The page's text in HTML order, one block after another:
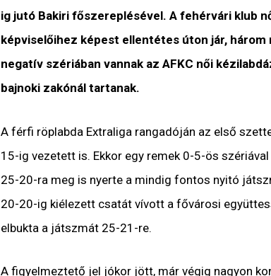
ig jutó Bakiri főszereplésével. A fehérvári klub
képviselőihez képest ellentétes úton jár, három
negatív szériában vannak az AFKC női
bajnoki zakónál tartanak.
A férfi röplabda Extraliga rangadóján az első
15-ig vezetett is. Ekkor egy remek 0-5-ös
25-20-ra meg is nyerte a mindig fontos nyitó
20-20-ig kiélezett csatát vívott a fővárosi
elbukta a játszmát 25-21-re.
A figyelmeztető jel jókor jött, már végig nagyon